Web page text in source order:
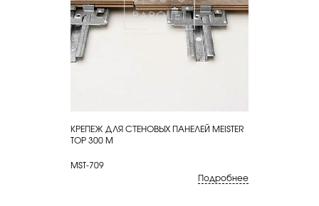
КУПИТЬ
КРЕПЕЖ ДЛЯ СТЕНОВЫХ ПАНЕЛЕЙ MEISTER
TOP 300 M
MST-709
Подробнее